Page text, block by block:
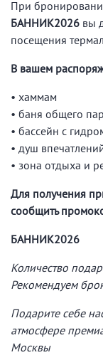
При
БАННИК2026 вы
посещения
В вашем
• хаммам
• баня общего
• бассейн с
• душ
• зона отдыха и
Для получения
сообщить
БАННИК2026
Количество
Рекомендуем
Подарите себе
атмосфере
Москвы